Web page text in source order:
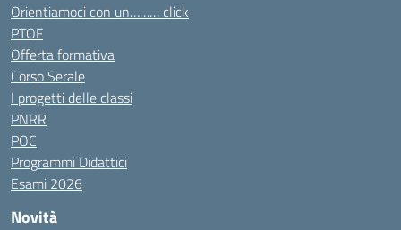
Orientiamoci con un……… click
PTOF
Offerta formativa
Corso Serale
I progetti delle classi
PNRR
POC
Programmi Didattici
Esami 2026
Novità